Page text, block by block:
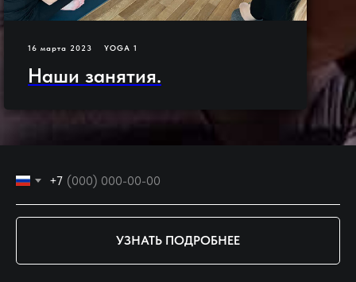
16 марта 2023 YOGA 1
Наши занятия.
+7
УЗНАТЬ ПОДРОБНЕЕ